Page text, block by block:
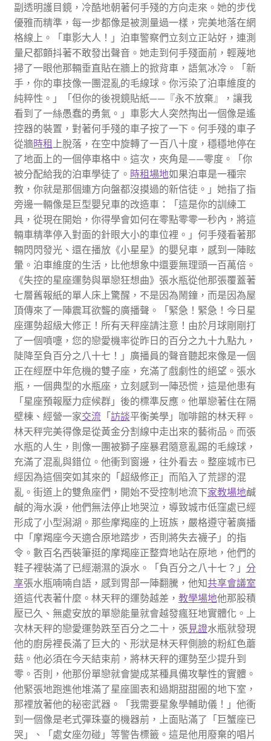
副透明護目鏡，冷酷地朝著何手殘的方向走來。她的步伐
優雅而精準，每一步都像是被測量過一樣，完美地落在網
格線上。「車影大人！」泊車警察們立刻立正站好，連測
量尺都顫抖著不敢發出聲音。她走到何手殘面前，輕蔑地
掃了一眼他那輛垂直貼在牆上的掀背車，語氣冰冷。「新
手，你的車技像一團混亂的毛線球。你污染了泊車維度的
純粹性。」「但你的後視鏡貼紙——『永不放棄』，讓我
看到了一絲愚蠢的勇氣。」車影大人突然掏出一個像是遙
控器的裝置，對著何手殘的車子按了一下。何手殘的車子
從牆時租 上脫落，在空中旋轉了一百八十度，穩穩地停在
了地面上的一個停車格中。這次，夾角是——零度。「你
被分配給我的泊車學徒了。 時租場地如果泊車是一種宗
教，你就是那個連方向盤都沒摸過的新信徒。」她指了指
旁邊一輛像是巨型嬰兒車的改造車：「這是你的訓練工
具，從現在開始，你得學會如何在零點零零一秒內，將這
輛車精準停入對面的針眼大小的車位裡。」何手殘看著那
輛閃閃發光、還在播放《小星星》的嬰兒車，感到一陣眩
暈。泊車維度的生活，比他想象中還要無理頭一百萬倍。
《失控的星座運勢與單戀狂想曲》張水瓶從他那張覆蓋著
七層舊報紙的單人床上驚醒，不是因為鬧鐘，而是因為屋
頂傳來了一陣震耳欲聾的廣播聲。「緊急！緊急！今日星
座運勢超級大修正！所有天秤座請注意！由於月球剛剛打
了一個噴嚏，您的戀愛機率從昨日的百分之九十九點九，
陡降至負百分之八十七！」廣播員的聲音聽起來像是一個
正在經歷中年危機的雙子座，充滿了戲劇性的絕望。張水
瓶，一個典型的水瓶座，立刻感到一陣恐慌，這是他患有
「星座預報壓力症候群」後的標準反應。他單戀著住在隔
壁棟、經營一家交流 「訪談平衡美學」咖啡館的林天秤。
林天秤完美得像是從黃金分割線中走出來的藝術品。而張
水瓶的人生，則像一團被獅子座暴君隨意亂踢的毛線球，
充滿了混亂與錯位。他衝到窗邊，往外看去。整座城市已
經因為這個突如其來的「超級修正」而陷入了荒謬的混
亂。街道上的雙魚座們，開始不受控制地流下家教場地鹹
鹹的海水淚，他們無法停止地哭泣，導致城市低窪處已經
形成了小型潟湖。那些摩羯座的上班族，嚴格遵守著廣播
中「摩羯座今天適合原地踏步，否則將失去襪子」的指
令。數百名西裝筆挺的摩羯座正整齊地站在原地，他們的
鞋子裡裝滿了已經潮濕的淚水。「負百分之八十七？」 分
享張水瓶喃喃自語，感到胃部一陣翻騰，他知共享會議室
道這代表著什麼。林天秤的運勢越差， 教學場地他那股積
壓已久、無處安放的單戀能量就會越發瘋狂地實體化。上
次林天秤的戀愛運勢跌至百分之二十，張見證水瓶就發現
他的廚房裡長滿了巨大的、形狀是林天秤側臉的粉紅色蘑
菇。他必須在今天結束前，將林天秤的運勢至少提升到
零。否則，他那份單戀就會變成某種具備攻擊性的實體。
他緊張地跑進他堆滿了星座圖表和過期甜甜圈的地下室，
那裡放著他的秘密武器。「我需要星象學輔助儀！」他衝
到一個像是老式彈珠臺的機器前，上面貼滿了「巨蟹座已
哭」、「處女座勿碰」等警告標籤。這是他用廢棄的唱片